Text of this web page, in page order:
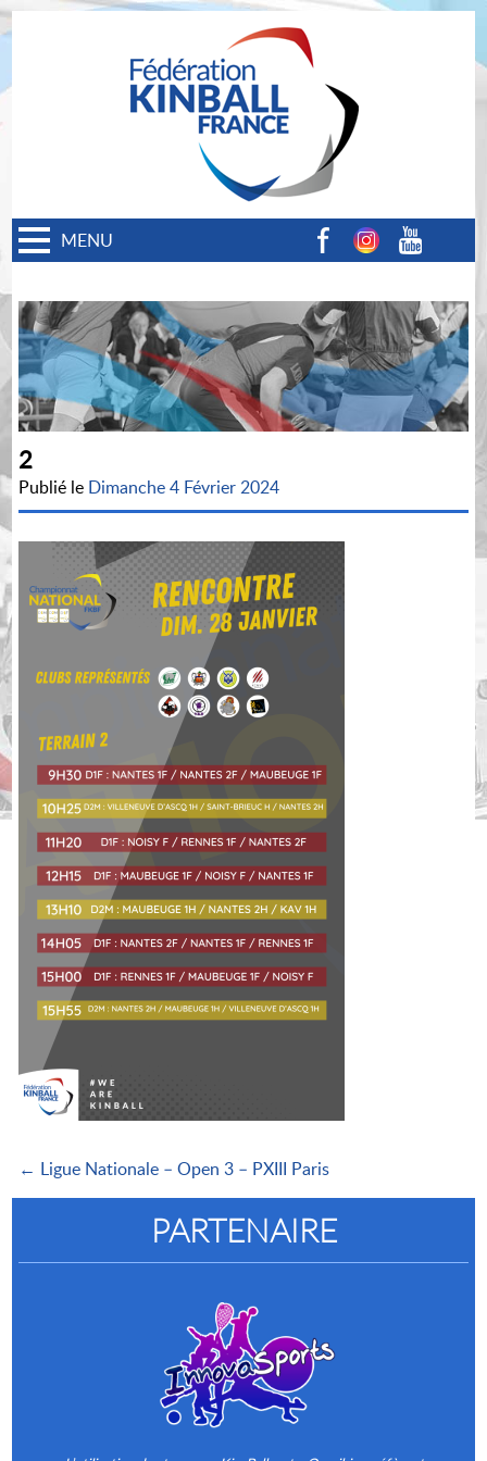
MENU
2
Publié le Dimanche 4 Février 2024
← Ligue Nationale – Open 3 – PXIII Paris
PARTENAIRE